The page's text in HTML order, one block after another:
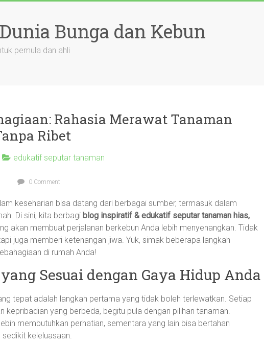
Bunga dan Kebun
pemula dan ahli
Rahasia Merawat Tanaman
Ribet
edukatif seputar tanaman
0 Comment
keseharian bisa datang dari berbagai sumber, termasuk dalam
Di sini, kita berbagi blog inspiratif & edukatif seputar tanaman hias,
akan membuat perjalanan berkebun Anda lebih menyenangkan. Tidak
juga memberi ketenangan jiwa. Yuk, simak beberapa langkah
di rumah Anda!
Sesuai dengan Gaya Hidup Anda
tepat adalah langkah pertama yang tidak boleh terlewatkan. Setiap
kepribadian yang berbeda, begitu pula dengan pilihan tanaman.
membutuhkan perhatian, sementara yang lain bisa bertahan
keleluasaan.